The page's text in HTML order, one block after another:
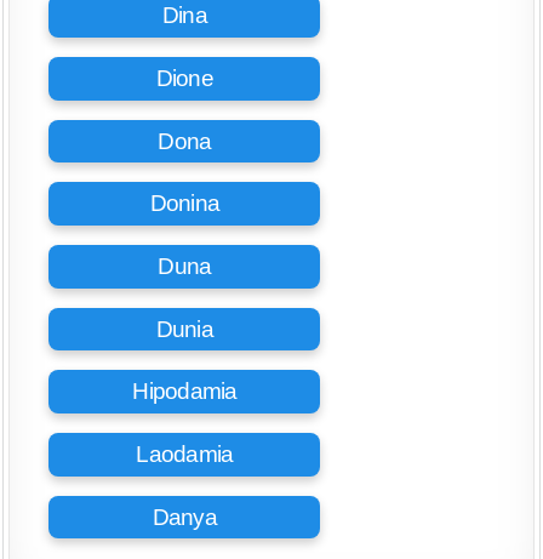
Dina
Dione
Dona
Donina
Duna
Dunia
Hipodamia
Laodamia
Danya